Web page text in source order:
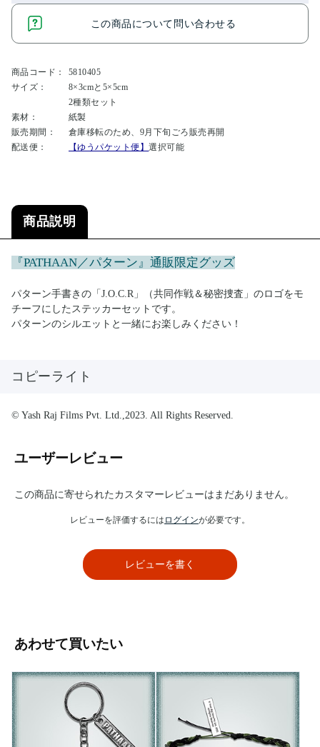
この商品について問い合わせる
商品コード：
5810405
サイズ：
8×3cmと5×5cm
2種類セット
素材：
紙製
販売期間：
倉庫移転のため、9月下旬ごろ販売再開
配送便：
【ゆうパケット便】選択可能
商品説明
『PATHAAN／パターン』通販限定グッズ
パターン手書きの「J.O.C.R」（共同作戦＆秘密捜査」のロゴをモ
チーフにしたステッカーセットです。
パターンのシルエットと一緒にお楽しみください！
コピーライト
© Yash Raj Films Pvt. Ltd.,2023. All Rights Reserved.
ユーザーレビュー
この商品に寄せられたカスタマーレビューはまだありません。
レビューを評価するには ログインが必要です。
レビューを書く
あわせて買いたい